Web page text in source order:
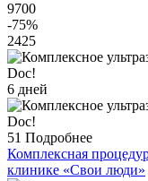
9700
-75%
2425
6 дней
51 Подробнее
Комплексная
клинике «Свои люди»